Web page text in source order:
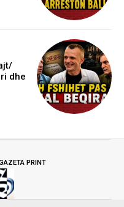
dhe
PRINT